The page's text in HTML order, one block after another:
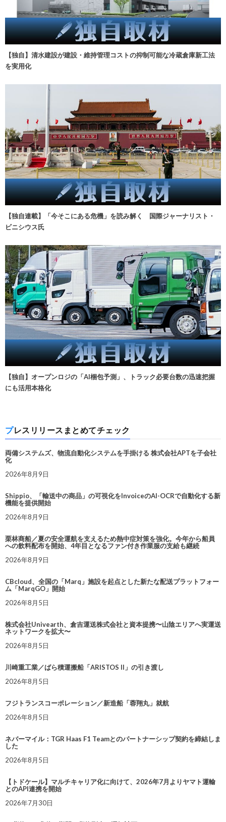
【独自】清水建設が建設・維持管理コストの抑制可能な冷蔵倉庫新工法
を実用化
【独自連載】「今そこにある危機」を読み解く 国際ジャーナリスト・
ビニシウス氏
【独自】オープンロジの「AI梱包予測」、トラック必要台数の迅速把握
にも活用本格化
プレスリリースまとめてチェック
両備システムズ、物流自動化システムを手掛ける 株式会社APTを子会社
化
2026年8月9日
Shippio、「輸送中の商品」の可視化をInvoiceのAI-OCRで自動化する新
機能を提供開始
2026年8月9日
栗林商船／夏の安全運航を支えるため熱中症対策を強化。今年から船員
への飲料配布を開始、4年目となるファン付き作業服の支給も継続
2026年8月9日
CBcloud、全国の「Marq」施設を起点とした新たな配送プラットフォー
ム「MarqGO」開始
2026年8月5日
株式会社Univearth、倉吉運送株式会社と資本提携〜山陰エリアへ実運送
ネットワークを拡大〜
2026年8月5日
川崎重工業／ばら積運搬船「ARISTOS II」の引き渡し
2026年8月5日
フジトランスコーポレーション／新造船「蓉翔丸」就航
2026年8月5日
ネバーマイル：TGR Haas F1 Teamとのパートナーシップ契約を締結しま
した
2026年8月5日
【トドケール】マルチキャリア化に向けて、2026年7月よりヤマト運輸
とのAPI連携を開始
2026年7月30日